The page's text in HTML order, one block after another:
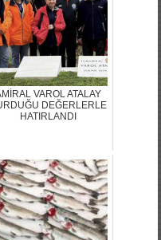
VAROL ATALAY
DEĞERLERLE
HATIRLANDI